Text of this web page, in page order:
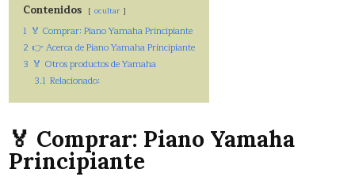
Contenidos ocultar
1 🏅 Comprar: Piano Yamaha Principiante
2 👉 Acerca de Piano Yamaha Principiante
3 🏅 Otros productos de Yamaha
3.1 Relacionado:
🏅 Comprar: Piano Yamaha
Principiante